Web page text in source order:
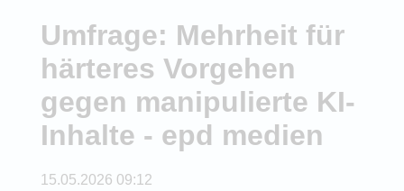
Umfrage: Mehrheit für
härteres Vorgehen
gegen manipulierte KI-
Inhalte - epd medien
15.05.2026 09:12